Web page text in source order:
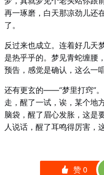
再一琢磨，白天那凉劲儿还
了。
反过来也成立。连着好几天
是热乎乎的。梦见青蛇缠腰
预告，感觉是确认，这么一
还有更玄的——“梦里打窍”
走，醒了一试，诶，某个地
脑袋，醒了眉心发胀，这是
人说话，醒了耳鸣得厉害，
󰄼 赞0